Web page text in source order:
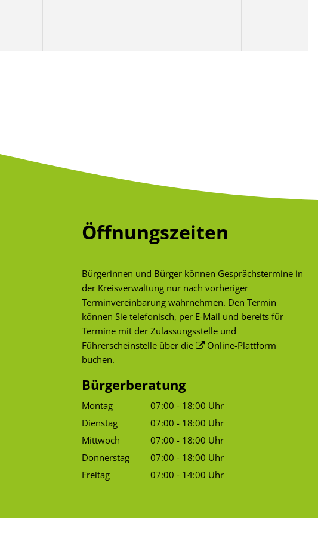
Öffnungszeiten
Bürgerinnen und Bürger können Gesprächstermine in
der Kreisverwaltung nur nach vorheriger
Terminvereinbarung wahrnehmen. Den Termin
können Sie telefonisch, per E-Mail und bereits für
Termine mit der Zulassungsstelle und
Führerscheinstelle über die
Online-Plattform
buchen.
Bürgerberatung
Montag 07:00 - 18:00 Uhr
Von 07:00 bis 18:00 Uhr
Dienstag 07:00 - 18:00 Uhr
Von 07:00 bis 18:00 Uhr
Mittwoch 07:00 - 18:00 Uhr
Von 07:00 bis 18:00 Uhr
Donnerstag 07:00 - 18:00 Uhr
Von 07:00 bis 18:00 Uhr
Freitag 07:00 - 14:00 Uhr